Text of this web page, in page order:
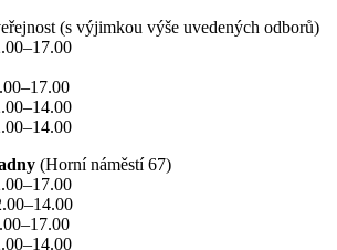
(s výjimkou výše uvedených odborů)
(Horní náměstí 67)